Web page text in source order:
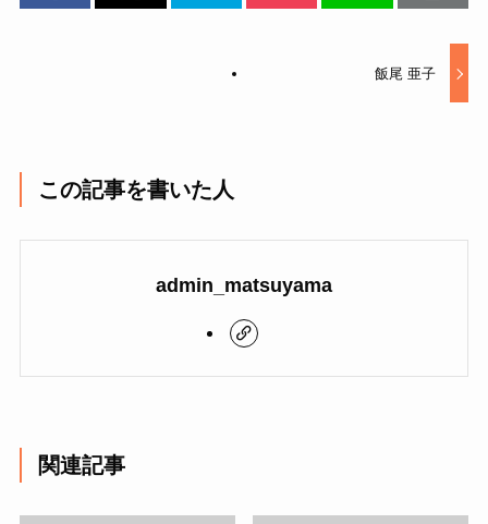
飯尾 亜子
この記事を書いた人
admin_matsuyama
関連記事